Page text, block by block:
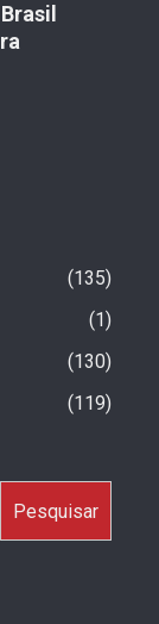
135
1
130
119
Pesquisar